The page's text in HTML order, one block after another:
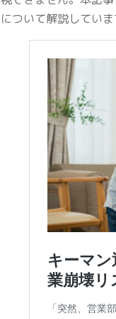
について解説してい